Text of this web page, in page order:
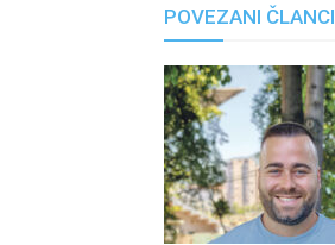
POVEZANI ČLANCI